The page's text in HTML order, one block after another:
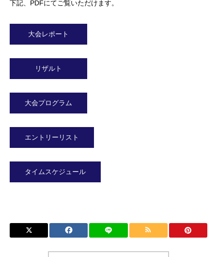
登録料金・見舞金制度
個人情報保護方針
団体概要
下記、PDFにてご覧いただけます。
大会レポート
リザルト
大会プログラム
エントリーリスト
タイムスケジュール